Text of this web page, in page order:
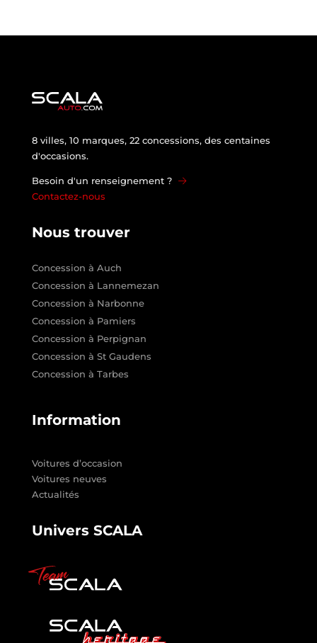
8 villes, 10 marques, 22 concessions, des centaines
d'occasions.
Besoin d'un renseignement ?
Contactez-nous
Nous trouver
Concession à Auch
Concession à Lannemezan
Concession à Narbonne
Concession à Pamiers
Concession à Perpignan
Concession à St Gaudens
Concession à Tarbes
Information
Voitures d’occasion
Voitures neuves
Actualités
Univers SCALA